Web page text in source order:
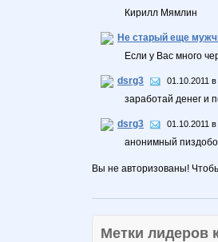
Кирилл Мямлин
Не старый еще
Если у Вас много
dsrg3 01.10.2011
заработай денег и
dsrg3 01.10.2011
анонимный
Вы не авторизованы!
Метки